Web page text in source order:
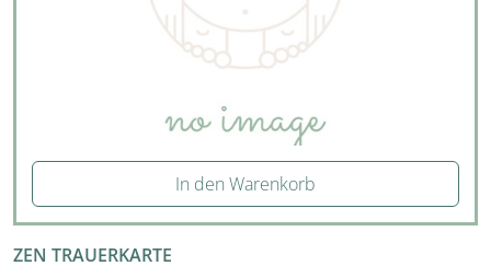
In den Warenkorb
ZEN TRAUERKARTE